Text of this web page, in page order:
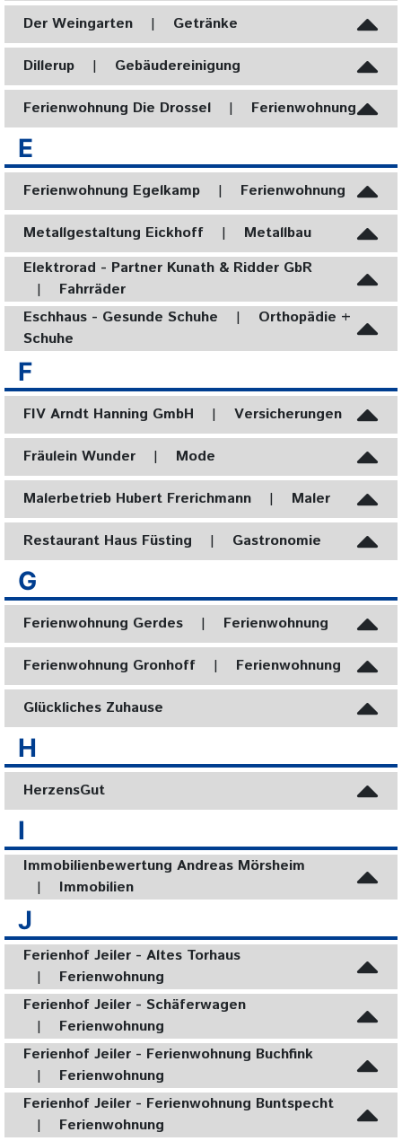
Der Weingarten
| Getränke
Dillerup | Gebäudereinigung
Ferienwohnung Die Drossel | Ferienwohnung
E
Ferienwohnung Egelkamp | Ferienwohnung
Metallgestaltung Eickhoff |
Metallbau
Elektrorad - Partner Kunath & Ridder GbR
|
Fahrräder
Eschhaus - Gesunde Schuhe
|
Orthopädie +
Schuhe
F
FIV Arndt Hanning GmbH | Versicherungen
Fräulein Wunder | Mode
Malerbetrieb Hubert Frerichmann | Maler
Restaurant Haus Füsting | Gastronomie
G
Ferienwohnung Gerdes | Ferienwohnung
Ferienwohnung Gronhoff | Ferienwohnung
Glückliches Zuhause
H
HerzensGut
I
Immobilienbewertung Andreas Mörsheim
|
Immobilien
J
Ferienhof Jeiler - Altes Torhaus
|
Ferienwohnung
Ferienhof Jeiler - Schäferwagen
|
Ferienwohnung
Ferienhof Jeiler - Ferienwohnung Buchfink
|
Ferienwohnung
Ferienhof Jeiler - Ferienwohnung Buntspecht
|
Ferienwohnung